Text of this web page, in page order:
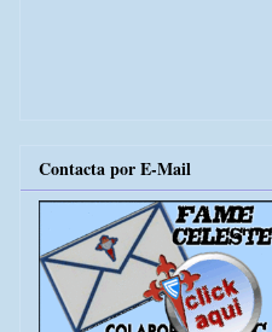
Contacta por E-Mail